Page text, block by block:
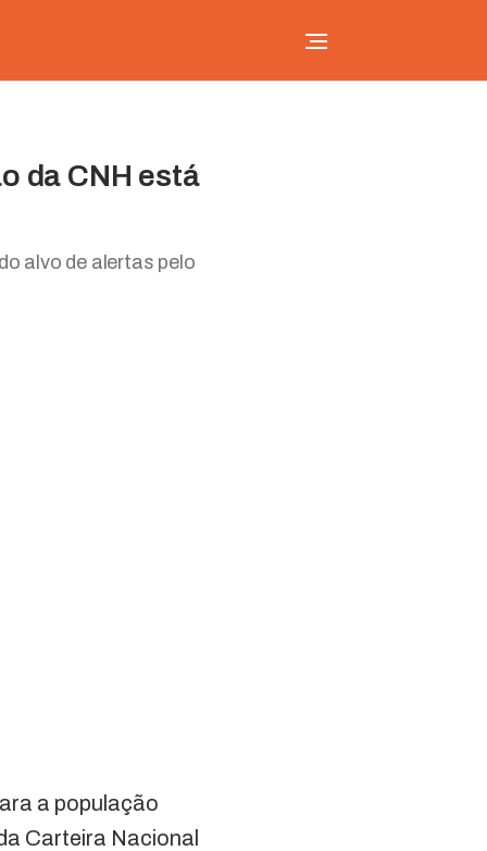
da CNH está
alvo de alertas pelo
a população
Carteira Nacional